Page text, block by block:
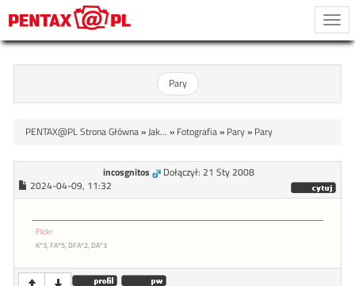
Pary
PENTAX@PL Strona Główna»Jak... » Fotografia» Pary» Pary
incosgnitos
Dołączył: 21 Sty 2008
2024-04-09, 11:32
Flickr
K*3, FA*5, DFA*2, DA*3